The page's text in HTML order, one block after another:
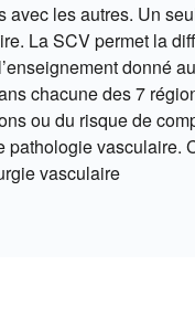
les autres. Un
La SCV permet la
donné
chacune des 7
ou du risque de
vasculaire.
vasculaire